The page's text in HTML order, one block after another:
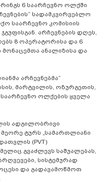
6 საარჩევნო ოლქში
სადამკვირვებლო
საარჩევნო კომისიის
არჩევნების დღეს,
8 ოპერატორისა და 6
ანალიზისა და
არჩევნებმა“
მარტვილის, ოზურგეთის,
ოლქების ყველა
ადგილობრივი
ტურს „სამართლიანი
(PVT)
გვაძლევს საშუალებას,
სისტემურად
და გადავამოწმოთ